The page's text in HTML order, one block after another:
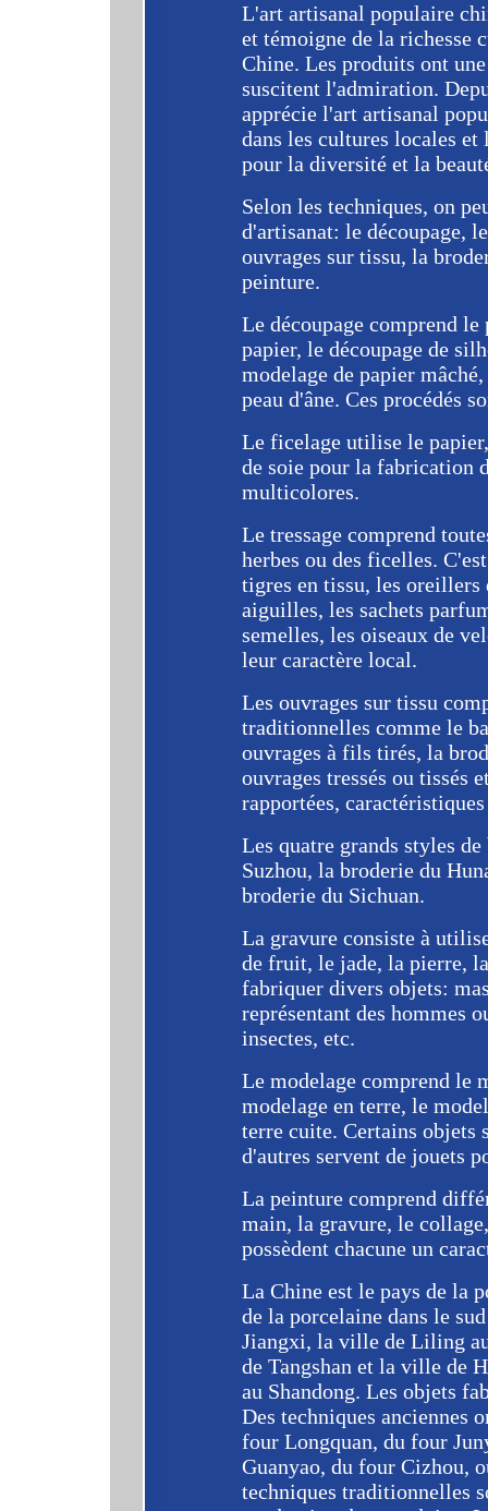
L'art artisanal populaire
et témoigne de la richesse
Chine. Les produits ont
suscitent l'admiration.
apprécie l'art artisanal
dans les cultures locales
pour la diversité et la
Selon les techniques, on
d'artisanat: le découpage,
ouvrages sur tissu, la
peinture.
Le découpage comprend
papier, le découpage de
modelage de papier
peau d'âne. Ces procédés
Le ficelage utilise le
de soie pour la fabrication
multicolores.
Le tressage comprend
herbes ou des ficelles.
tigres en tissu, les oreillers
aiguilles, les sachets
semelles, les oiseaux de
leur caractère local.
Les ouvrages sur tissu
traditionnelles comme le
ouvrages à fils tirés, la
ouvrages tressés ou tissés
rapportées,
Les quatre grands styles
Suzhou, la broderie du
broderie du Sichuan.
La gravure consiste à
de fruit, le jade, la pierre,
fabriquer divers objets:
représentant des hommes
insectes, etc.
Le modelage comprend le
modelage en terre, le
terre cuite. Certains objets
d'autres servent de jouets
La peinture comprend
main, la gravure, le
possèdent chacune un
La Chine est le pays de la
de la porcelaine dans le
Jiangxi, la ville de Liling
de Tangshan et la ville de
au Shandong. Les objets
Des techniques anciennes
four Longquan, du four
Guanyao, du four Cizhou,
techniques traditionnelles